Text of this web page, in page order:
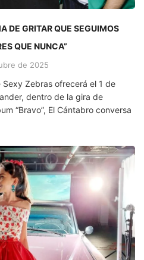
QUE NUNCA”
de 2025
Zebras ofrecerá el 1 de
dentro de la gira de
“Bravo”, El Cántabro conversa